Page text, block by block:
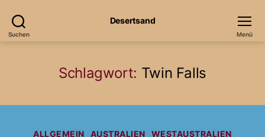
Suchen
Desertsand
Menü
Schlagwort: Twin Falls
Kategorien
ALLGEMEIN AUSTRALIEN WESTAUSTRALIEN